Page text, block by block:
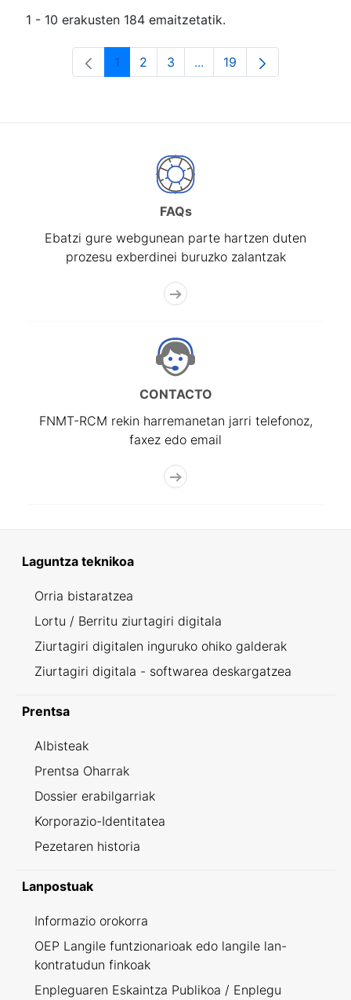
1 - 10 erakusten 184 emaitzetatik.
Orrialdea
1 Orrialdea
2 Orrialdea
3 ...Intermediate Pages Use
Orrialdea
19
FAQs
Ebatzi gure webgunean parte hartzen duten
prozesu exberdinei buruzko zalantzak
CONTACTO
FNMT-RCM rekin harremanetan jarri telefonoz,
faxez edo email
Laguntza teknikoa
Orria bistaratzea
Lortu / Berritu ziurtagiri digitala
Ziurtagiri digitalen inguruko ohiko galderak
Ziurtagiri digitala - softwarea deskargatzea
Prentsa
Albisteak
Prentsa Oharrak
Dossier erabilgarriak
Korporazio-Identitatea
Pezetaren historia
Lanpostuak
Informazio orokorra
OEP Langile funtzionarioak edo langile lan-
kontratudun finkoak
Enpleguaren Eskaintza Publikoa / Enplegu